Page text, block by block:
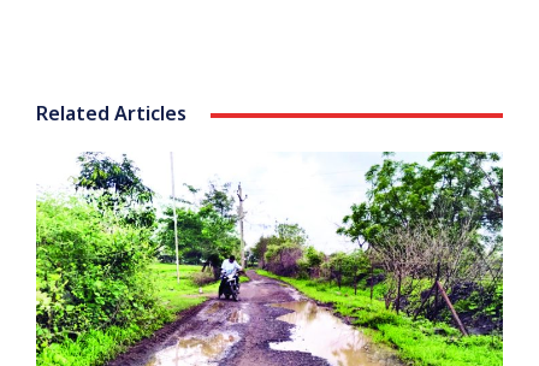
Related Articles